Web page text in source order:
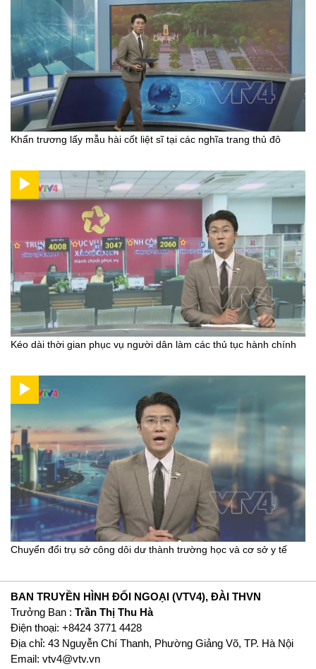
Khẩn trương lấy mẫu hài cốt liệt sĩ tại các nghĩa trang thủ đô
Kéo dài thời gian phục vụ người dân làm các thủ tục hành chính
Chuyển đổi trụ sở công dôi dư thành trường học và cơ sở y tế
BAN TRUYỀN HÌNH ĐỐI NGOẠI (VTV4), ĐÀI THVN
Trưởng Ban : Trần Thị Thu Hà
Ðiện thoại: +8424 3771 4428
Địa chỉ: 43 Nguyễn Chí Thanh, Phường Giảng Võ, TP. Hà Nội
Email: vtv4@vtv.vn